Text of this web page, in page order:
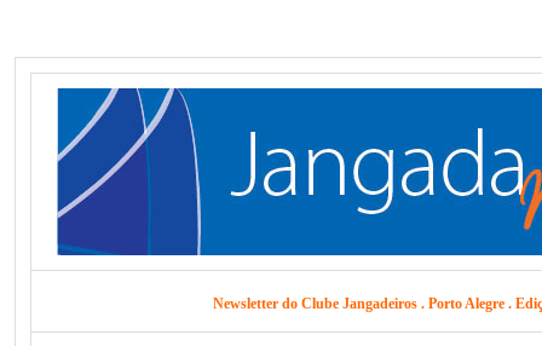
Newsletter do Clube Jangadeiros . Porto Alegre .